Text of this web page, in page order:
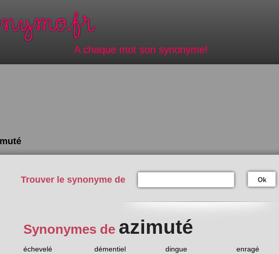
A chaque mot son synonyme!
Trouver le synonyme de Ok
Synonymes de azimuté
échevelé démentiel dingue
enragé